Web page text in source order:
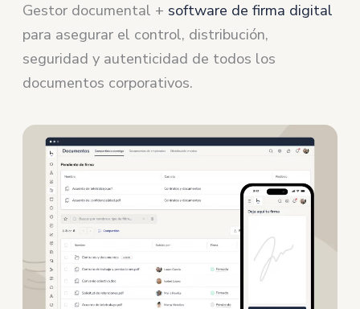
Gestor documental + software de firma digital
para asegurar el control, distribución,
seguridad y autenticidad de todos los
documentos corporativos.